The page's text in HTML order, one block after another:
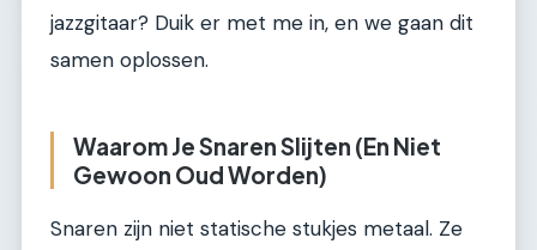
jazzgitaar? Duik er met me in, en we gaan dit
samen oplossen.
Waarom Je Snaren Slijten (En Niet
Gewoon Oud Worden)
Snaren zijn niet statische stukjes metaal. Ze